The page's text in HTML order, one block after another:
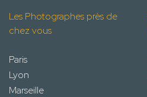
Les Photographes près de
chez vous
Paris
Lyon
Marseille